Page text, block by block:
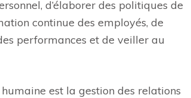
d’élaborer des politiques de
continue des employés, de
performances et de veiller au
est la gestion des relations